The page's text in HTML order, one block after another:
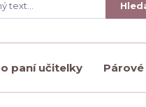
paní učitelky